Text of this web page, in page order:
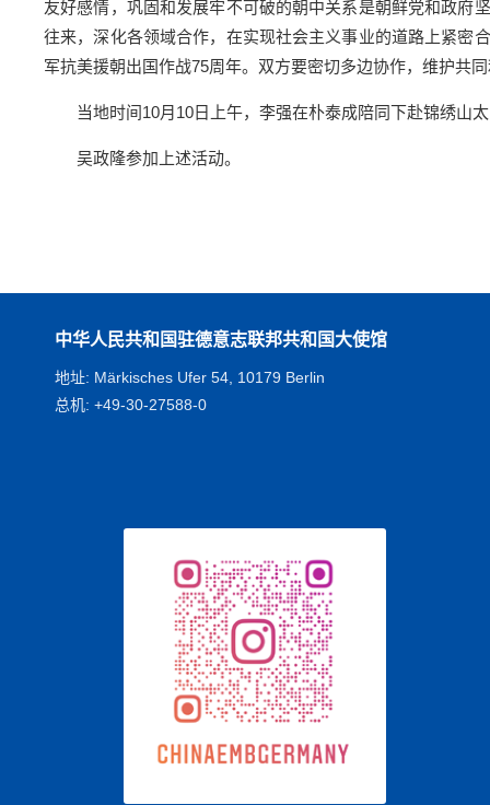
友好感情，巩固和发展牢不可破的朝中关系是朝鲜党和政府
往来，深化各领域合作，在实现社会主义事业的道路上紧密
军抗美援朝出国作战75周年。双方要密切多边协作，维护共
当地时间10月10日上午，李强在朴泰成陪同下赴锦绣山
吴政隆参加上述活动。
中华人民共和国驻德意志联邦共和国大使馆
地址: Märkisches Ufer 54, 10179 Berlin
总机: +49-30-27588-0